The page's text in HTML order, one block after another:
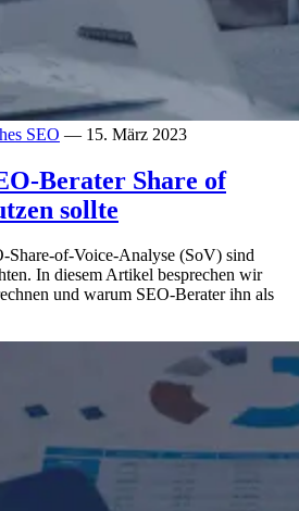
SEO — 15. März 2023
Berater Share of
sollte
Share-of-Voice-Analyse (SoV) sind
In diesem Artikel besprechen wir
und warum SEO-Berater ihn als